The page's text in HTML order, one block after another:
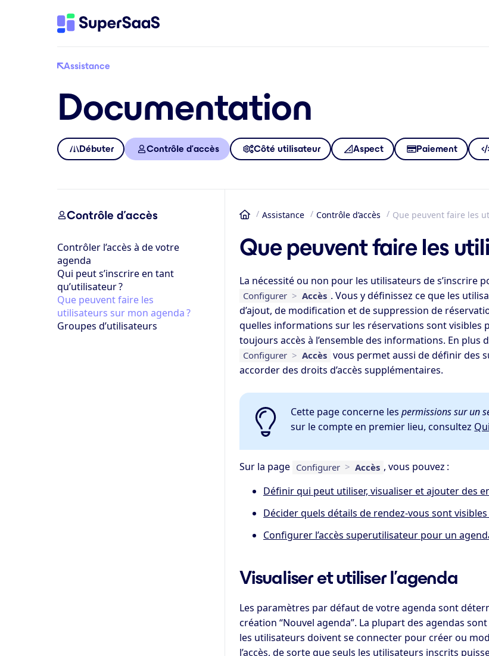
Assistance
Documentation
Débuter Contrôle d’accès Côté utilisateur Aspect Paiement
Contrôle d’accès
Contrôler l’accès à de votre
agenda
Qui peut s’inscrire en tant
qu’utilisateur ?
Que peuvent faire les
utilisateurs sur mon agenda ?
Groupes d’utilisateurs
Accueil
Assistance Contrôle d’accès Que peuvent faire les
Que peuvent faire les
La nécessité ou non pour les utilisateurs de s’inscrire
Configurer > Accès . Vous y définissez ce que les
d’ajout, de modification et de suppression de
quelles informations sur les réservations sont visibles
toujours accès à l’ensemble des informations. En plus
Configurer > Accès vous permet aussi de définir des
accorder des droits d’accès supplémentaires.
Cette page concerne lespermissions sur un
sur le compte en premier lieu, consultez
Sur la page Configurer > Accès , vous pouvez :
Définir qui peut utiliser, visualiser et ajouter des
Décider quels détails de rendez-vous sont
Configurer l’accès superutilisateur pour un
Visualiser et utiliser l’agenda
Les paramètres par défaut de votre agenda sont
création “Nouvel agenda”. La plupart des agendas
les utilisateurs doivent se connecter pour créer ou
l’accès, de sorte que seuls les utilisateurs inscrits